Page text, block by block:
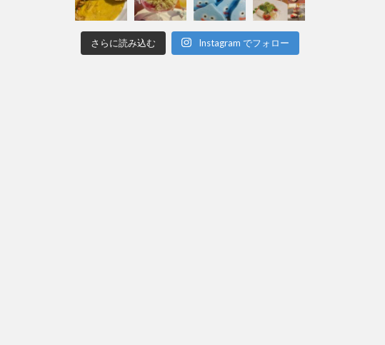
さらに読み込む Instagram でフォロー